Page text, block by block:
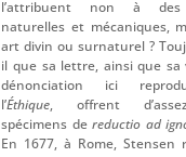
l’attribuent non à des
naturelles et mécaniques,
art divin ou surnaturel ?
il que sa lettre, ainsi que sa
dénonciation ici
l’Éthique, offrent
spécimens dereductio ad
En 1677, à Rome, Stensen